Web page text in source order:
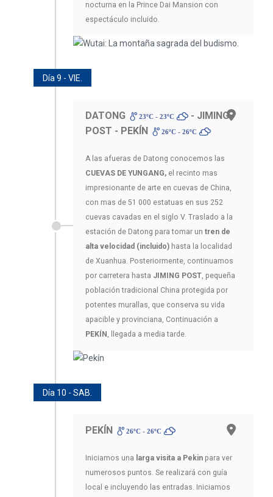
nocturna en la Prince Dai Mansion con
espectáculo incluido.
Día 9 - VIE.
DATONG 23ºC - 23ºC
- JIMING
POST - PEKÍN
26ºC - 26ºC
A las afueras de Datong conocemos las
CUEVAS DE YUNGANG, el recinto mas
impresionante de arte en cuevas de China,
con mas de 51 000 estatuas en sus 252
cuevas cavadas en el siglo V. Traslado a la
estación de Datong para tomar un tren de
alta velocidad (incluido) hasta la localidad
de Xuanhua. Posteriormente, continuamos
por carretera hasta JIMING POST, pequeña
población tradicional China protegida por
potentes murallas, que conserva su vida
apacible y provinciana, Continuación a
PEKÍN , llegada a media tarde.
Día 10 - SAB.
PEKÍN 26ºC - 26ºC
Iniciamos una larga visita a Pekin para ver
numerosos puntos. Se realizará con guía
local e incluyendo las entradas. Iniciamos